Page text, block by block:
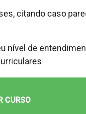
citando caso
nível de
CURSO